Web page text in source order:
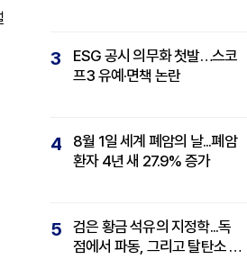
3
ESG 공시 의무화 첫발…스코
프3 유예·면책 논란
4
8월 1일 세계 폐암의 날...폐암
환자 4년 새 27.9% 증가
5
검은 황금 석유의 지정학...독
점에서 파동, 그리고 탈탄소 패